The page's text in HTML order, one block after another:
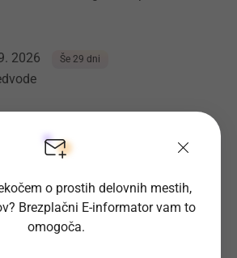
2026 Še 29 dni
transporta (m/ž)
o prostih delovnih mestih,
Brezplačni E-informator vam to
omogoča.